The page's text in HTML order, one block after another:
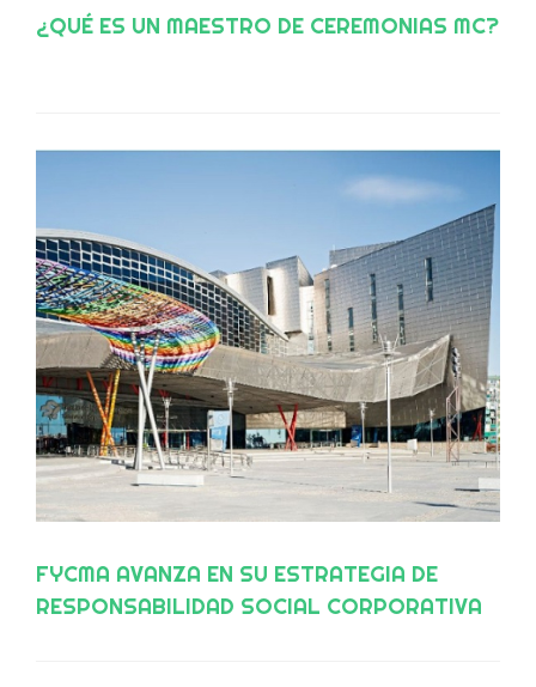
¿QUÉ ES UN MAESTRO DE CEREMONIAS MC?
FYCMA AVANZA EN SU ESTRATEGIA DE
RESPONSABILIDAD SOCIAL CORPORATIVA